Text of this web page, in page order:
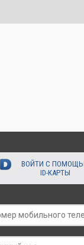
ВОЙТИ С
ID-КАРТЫ